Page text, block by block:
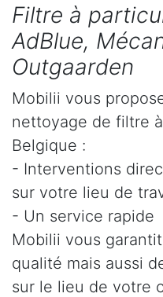
Filtre à
AdBlue,
Outgaarden
Mobilii vous
nettoyage de filtre
Belgique :
- Interventions
sur votre lieu de
- Un service rapide
Mobilii vous
qualité mais aussi
sur le lieu de votre